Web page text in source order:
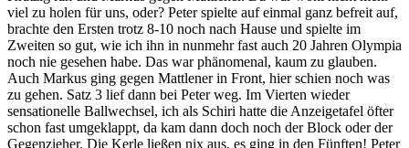
viel zu holen für uns, oder? Peter spielte auf einmal ganz befreit auf,
brachte den Ersten trotz 8-10 noch nach Hause und spielte im
Zweiten so gut, wie ich ihn in nunmehr fast auch 20 Jahren Olympia
noch nie gesehen habe. Das war phänomenal, kaum zu glauben.
Auch Markus ging gegen Mattlener in Front, hier schien noch was
zu gehen. Satz 3 lief dann bei Peter weg. Im Vierten wieder
sensationelle Ballwechsel, ich als Schiri hatte die Anzeigetafel öfter
schon fast umgeklappt, da kam dann doch noch der Block oder der
Gegenzieher. Die Kerle ließen nix aus, es ging in den Fünften! Peter